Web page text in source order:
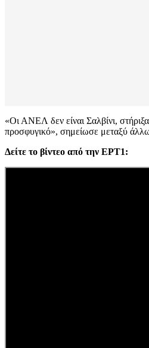
«Οι ΑΝΕΛ δεν είναι Σαλβίνι,
προσφυγικό», σημείωσε μεταξύ
Δείτε το βίντεο από την ΕΡΤ1: